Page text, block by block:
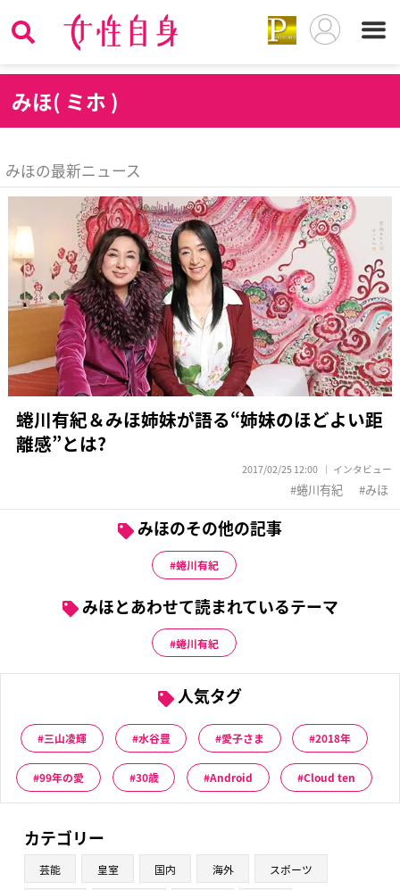
みほ( ミホ )
みほの最新ニュース
蜷川有紀＆みほ姉妹が語る“姉妹のほどよい距
離感”とは?
2017/02/25 12:00 インタビュー
蜷川有紀 みほ
みほのその他の記事
蜷川有紀
みほとあわせて読まれているテーマ
蜷川有紀
人気タグ
三山凌輝 水谷豊 愛子さま 2018年
99年の愛 30歳 Android Cloud ten
カテゴリー
芸能 皇室 国内 海外 スポーツ